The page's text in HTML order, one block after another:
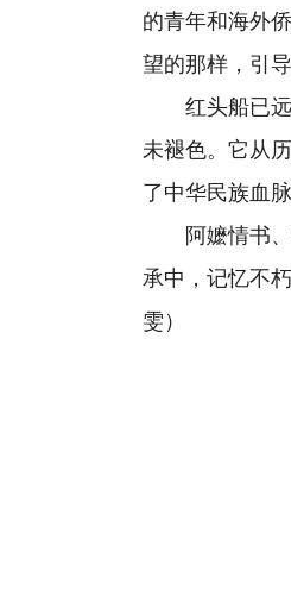
的青年和海外
望的那样，引
红头船已远
未褪色。它从
了中华民族血
阿嬷情书、
承中，记忆不
雯）